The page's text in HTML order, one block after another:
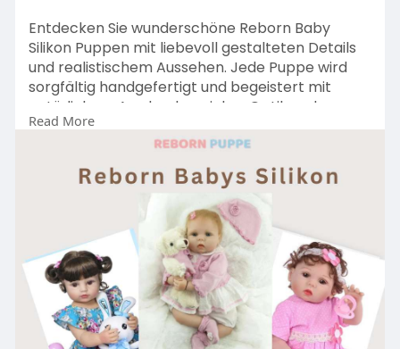
Entdecken Sie wunderschöne Reborn Baby
Silikon Puppen mit liebevoll gestalteten Details
und realistischem Aussehen. Jede Puppe wird
sorgfältig handgefertigt und begeistert mit
natürlichem Ausdruck, weicher Optik und
hochwertiger Verarbeitung, ideal für Sammler
und Puppenliebhaber.
Besuchen:
https://rebornpuppe.de/collect....ions/reborn-
Read More